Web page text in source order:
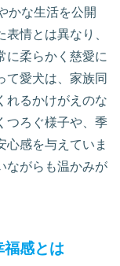
かな生活を公開
情とは異なり、
に柔らかく慈愛に
て愛犬は、家族同
れるかけがえのな
つろぐ様子や、季
心感を与えていま
ながらも温かみが
福感とは